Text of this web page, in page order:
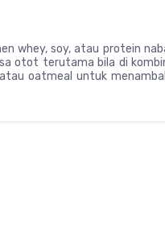
whey, soy, atau protein
otot terutama bila di
oatmeal untuk